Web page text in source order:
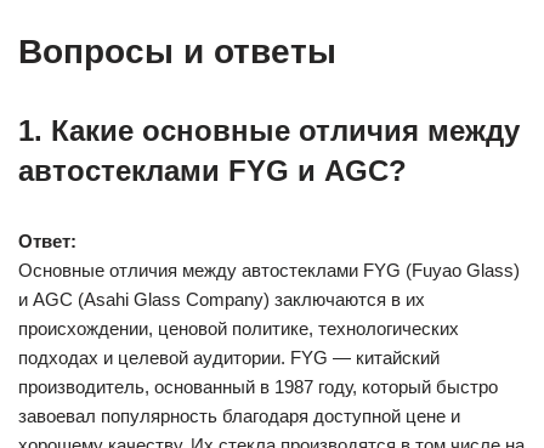
Вопросы и ответы
1. Какие основные отличия между
автостеклами FYG и AGC?
Ответ:
Основные отличия между автостеклами FYG (Fuyao Glass)
и AGC (Asahi Glass Company) заключаются в их
происхождении, ценовой политике, технологических
подходах и целевой аудитории. FYG — китайский
производитель, основанный в 1987 году, который быстро
завоевал популярность благодаря доступной цене и